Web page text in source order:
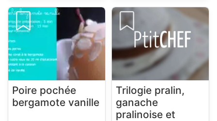
Poire pochée
bergamote vanille
Trilogie pralin,
ganache
pralinoise et